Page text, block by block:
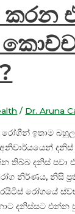
/ Dr. Aruna
ඉතාම
තිබ්බ දනිස්
නිර්ණය, නිසි
රෝගයේ
දනිස්සට එන්න